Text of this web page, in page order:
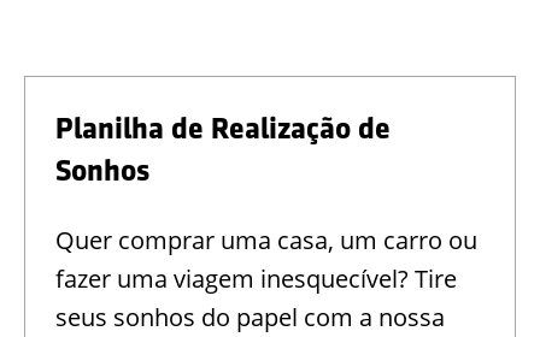
Planilha de Realização de
Sonhos
Quer comprar uma casa, um carro ou
fazer uma viagem inesquecível? Tire
seus sonhos do papel com a nossa